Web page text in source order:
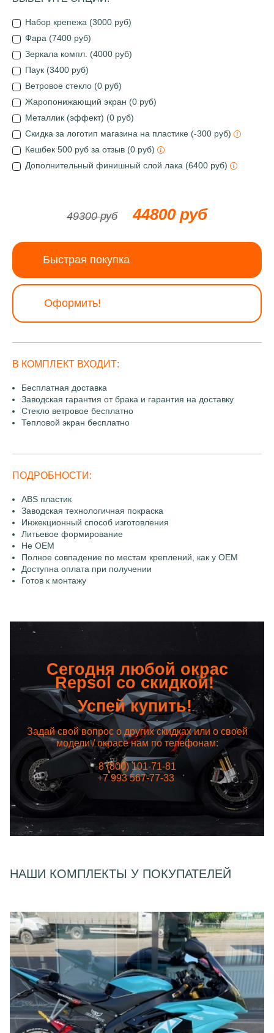
Набор крепежа (3000 руб)
Фара (7400 руб)
Зеркала компл. (4000 руб)
Паук (3400 руб)
Ветровое стекло (0 руб)
Жаропонижающий экран (0 руб)
Металлик (эффект) (0 руб)
Скидка за логотип магазина на пластике (-300 руб)
Кешбек 500 руб за отзыв (0 руб)
Дополнительный финишный слой лака (6400 руб)
49300 руб 44800 руб
Быстрая покупка
Оформить!
В КОМПЛЕКТ ВХОДИТ:
Бесплатная доставка
Заводская гарантия от брака и гарантия на доставку
Стекло ветровое бесплатно
Тепловой экран бесплатно
ПОДРОБНОСТИ:
ABS пластик
Заводская технологичная покраска
Инжекционный способ изготовления
Литьевое формирование
Не OEM
Полное совпадение по местам креплений, как у OEM
Доступна оплата при получении
Готов к монтажу
Сегодня любой окрас
Repsol со скидкой!
Успей купить!
Задай свой вопрос о других скидках или о своей
модели / окрасе нам по телефонам:
8 (800) 101-71-81
+7 993 567-77-33
НАШИ КОМПЛЕКТЫ У ПОКУПАТЕЛЕЙ